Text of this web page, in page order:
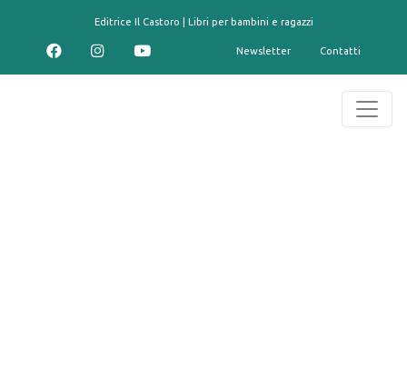
Editrice Il Castoro | Libri per bambini e ragazzi
Newsletter Contatti